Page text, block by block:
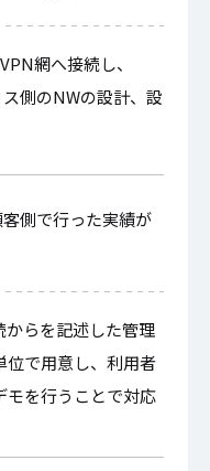
網へ接続し、
側のNWの設計、設
側で行った実績が
らを記述した管理
位で用意し、利用者
モを行うことで対応